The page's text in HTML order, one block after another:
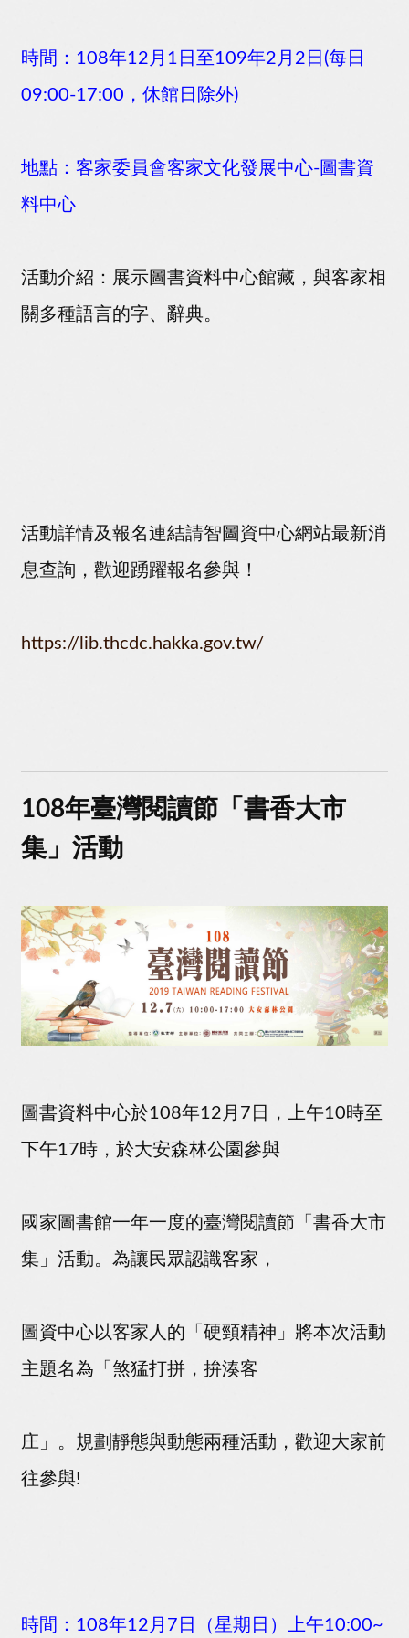
時間：108年12月1日至109年2月2日(每日
09:00-17:00，休館日除外)
地點：客家委員會客家文化發展中心-圖書資
料中心
活動介紹：展示圖書資料中心館藏，與客家相
關多種語言的字、辭典。
活動詳情及報名連結請智圖資中心網站最新消
息查詢，歡迎踴躍報名參與！
https://lib.thcdc.hakka.gov.tw/
108年臺灣閱讀節「書香大市
集」活動
圖書資料中心於108年12月7日，上午10時至
下午17時，於大安森林公園參與
國家圖書館一年一度的臺灣閱讀節「書香大市
集」活動。為讓民眾認識客家，
圖資中心以客家人的「硬頸精神」將本次活動
主題名為「煞猛打拼，拚湊客
庄」。規劃靜態與動態兩種活動，歡迎大家前
往參與!
時間：108年12月7日（星期日）上午10:00~